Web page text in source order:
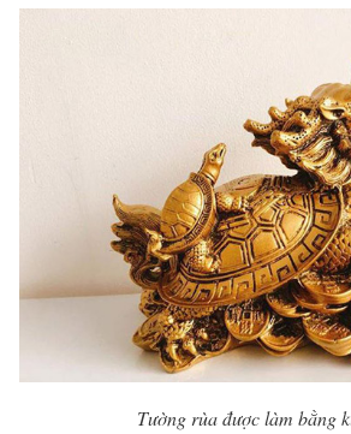
Tường rùa được làm bằng